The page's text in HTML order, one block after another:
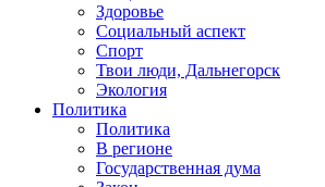
Здоровье
Социальный аспект
Спорт
Твои люди, Дальнегорск
Экология
Политика
Политика
В регионе
Государственная дума